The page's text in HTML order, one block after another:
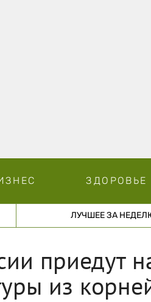
ЗДОРОВЬЕ
ЛУЧШЕЕ ЗА
приедут
из